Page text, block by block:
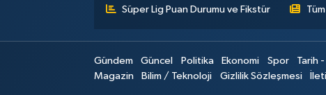
Süper Lig Puan Durumu ve Fikstür
Gündem Güncel Politika Ekonomi Spor Tarih
Magazin
Bilim / Teknoloji Gizlilik Sözleşmesi